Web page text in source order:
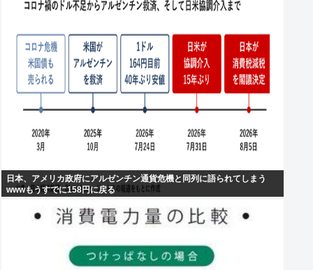
日本、アメリカ政府にアルゼンチン通貨危機と同列に語られてしまう
wwwもうすでに158円に戻る